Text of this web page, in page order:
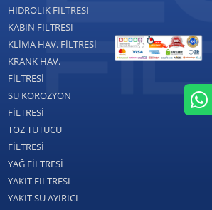
HİDROLİK FİLTRESİ
KABİN FİLTRESİ
KLİMA HAV. FİLTRESİ
KRANK HAV.
FİLTRESİ
SU KOROZYON
FİLTRESİ
TOZ TUTUCU
FİLTRESİ
YAĞ FİLTRESİ
YAKIT FİLTRESİ
YAKIT SU AYIRICI